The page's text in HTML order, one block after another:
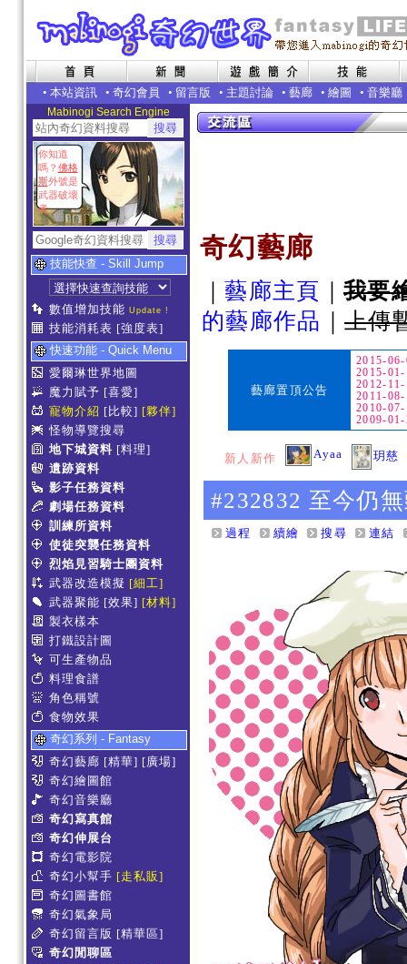
• 本站資訊 • 奇幻會員 • 留言版 • 主題討論 • 藝廊 • 繪圖 • 音樂廳
Mabinogi Search Engine
你知道
嗎？ 佛格
斯外號是
武器破壞
者
技能快查 - Skill Jump
數值增加技能 Update !
技能消耗表 [強度表]
快速功能 - Quick Menu
愛爾琳世界地圖
魔力賦予 [喜愛]
寵物介紹 [比較] [夥伴]
怪物導覽搜尋
地下城資料 [料理]
遺跡資料
影子任務資料
劇場任務資料
訓練所資料
使徒突襲任務資料
烈焰見習騎士團資料
武器改造模擬 [細工]
武器聚能 [效果] [材料]
製衣樣本
打鐵設計圖
可生產物品
料理食譜
角色稱號
食物效果
奇幻系列 - Fantasy
奇幻藝廊 [精華] [廣場]
奇幻繪圖館
奇幻音樂廳
奇幻寫真館
奇幻伸展台
奇幻電影院
奇幻小幫手 [走私販]
奇幻圖書館
奇幻氣象局
奇幻留言版 [精華區]
奇幻閒聊區
奇幻藝廊
藝廊主頁 ｜我要
的藝廊作品 ｜上傳
藝廊置頂公告
2015-
2015-
2012-
2011-
2010-
2009-
新人新作 Ayaa 玥慈
#232832 至今仍
過程 續繪 搜尋 連結